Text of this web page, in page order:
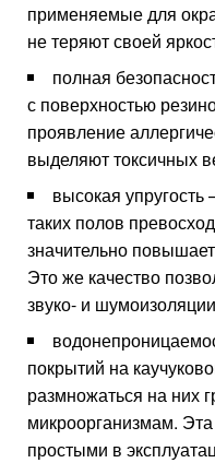
применяемые для
не теряют своей
полная
с поверхностью
проявление
выделяют токсичных
высокая
таких полов
значительно
Это же качество
звуко- и
покрытий на
размножаться на них
микроорганизмам.
простыми в